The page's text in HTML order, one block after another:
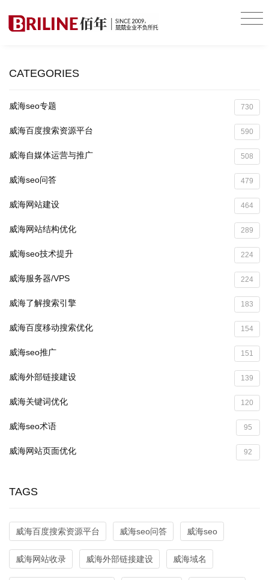
CATEGORIES
威海seo专题 730
威海百度搜索资源平台 590
威海自媒体运营与推广 508
威海seo问答 479
威海网站建设 464
威海网站结构优化 289
威海seo技术提升 224
威海服务器/VPS 224
威海了解搜索引擎 183
威海百度移动搜索优化 154
威海seo推广 151
威海外部链接建设 139
威海关键词优化 120
威海seo术语 95
威海网站页面优化 92
TAGS
威海百度搜索资源平台 威海seo问答 威海seo
威海网站收录 威海外部链接建设 威海域名